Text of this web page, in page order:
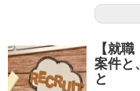
【就
案件と
と